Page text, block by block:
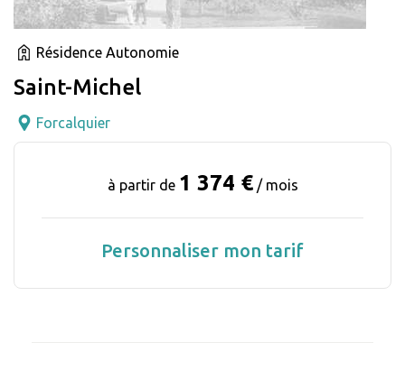
Résidence Autonomie
Saint-Michel
Forcalquier
à partir de 1 374 € / mois
Personnaliser mon tarif